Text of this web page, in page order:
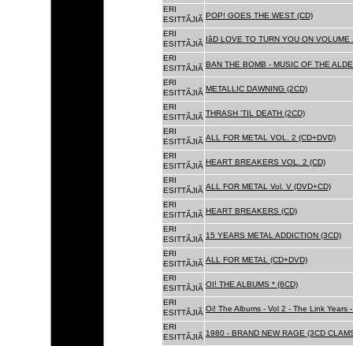
ERI
ESITTÃJIÃ POP! GOES THE WEST (CD)
ERI
ESITTÃJIÃ
IâD LOVE TO TURN YOU ON VOLUME
ERI
ESITTÃJIÃ BAN THE BOMB - MUSIC OF THE
ERI
ESITTÃJIÃ METALLIC DAWNING (2CD)
ERI
ESITTÃJIÃ THRASH 'TIL DEATH (2CD)
ERI
ESITTÃJIÃ ALL FOR METAL VOL. 2 (CD+DVD)
ERI
ESITTÃJIÃ HEART BREAKERS VOL. 2 (CD)
ERI
ESITTÃJIÃ ALL FOR METAL Vol. V (DVD+CD)
ERI
ESITTÃJIÃ HEART BREAKERS (CD)
ERI
ESITTÃJIÃ 15 YEARS METAL ADDICTION (3CD)
ERI
ESITTÃJIÃ ALL FOR METAL (CD+DVD)
ERI
ESITTÃJIÃ OI! THE ALBUMS * (6CD)
ERI
ESITTÃJIÃ Oi! The Albums - Vol 2 - The Link Years
ERI
ESITTÃJIÃ 1980 - BRAND NEW RAGE (3CD